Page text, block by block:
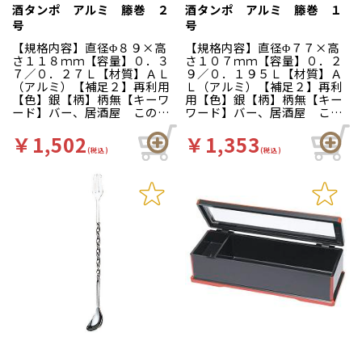
酒タンポ アルミ 籐巻 ２
号
【規格内容】直径Φ８９×高
さ１１８ｍｍ【容量】０．３
７／０．２７Ｌ【材質】ＡＬ
（アルミ）【補足２】再利用
【色】銀【柄】柄無【キーワ
ード】バー、居酒屋 このま
ま出してもお客様に喜ばれま
す。お燗がよりおいしくなり
ます。
￥1,502(税込)
酒タンポ アルミ 籐巻 １
号
【規格内容】直径Φ７７×高
さ１０７ｍｍ【容量】０．２
９／０．１９５Ｌ【材質】Ａ
Ｌ（アルミ）【補足２】再利
用【色】銀【柄】柄無【キー
ワード】バー、居酒屋 この
まま出してもお客様に喜ばれ
ます。お燗がよりおいしくな
ります。
￥1,353(税込)